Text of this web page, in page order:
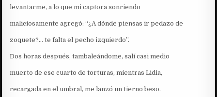
levantarme, a lo que mi captora sonriendo
maliciosamente agregó: “¿A dónde piensas ir pedazo de
zoquete?… te falta el pecho izquierdo”.
Dos horas después, tambaleándome, salí casi medio
muerto de ese cuarto de torturas, mientras Lidia,
recargada en el umbral, me lanzó un tierno beso.